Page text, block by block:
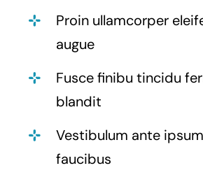
Proin ullamcorper
augue
Fusce finibu tincidu
blandit
Vestibulum ante
faucibus